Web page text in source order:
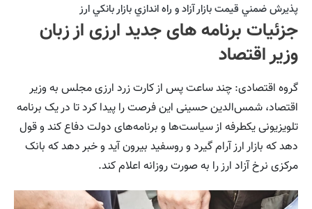
پذيرش ضمني قيمت بازار آزاد و راه اندازي بازار بانكي ارز
جزئیات برنامه های جدید ارزی از زبان
وزیر اقتصاد
گروه اقتصادی: چند ساعت پس از کارت زرد ارزی مجلس به وزیر
اقتصاد، شمس‌الدین حسینی این فرصت را پیدا کرد تا در یک برنامه
تلویزیونی یکطرفه از سیاست‌ها و برنامه‌های دولت دفاع کند و قول
دهد که بازار ارز آرام گیرد و روسفید بیرون آید و خبر دهد که بانک
مرکزی نرخ آزاد ارز را به صورت روزانه اعلام کند.